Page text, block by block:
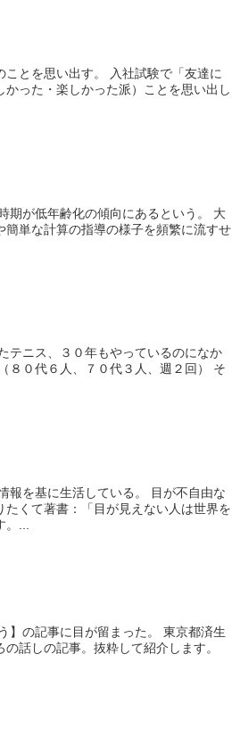
とを思い出す。 入社試験で「友達に
った・楽しかった派）ことを思い出し
期が低年齢化の傾向にあるという。 大
単な計算の指導の様子を頻繁に流すせ
ス、３０年もやっているのになか
８０代６人、７０代３人、週２回） そ
を基に生活している。 目が不自由な
くて著書：「目が見えない人は世界を
...
の記事に目が留まった。 東京都済生
の話しの記事。抜粋して紹介します。